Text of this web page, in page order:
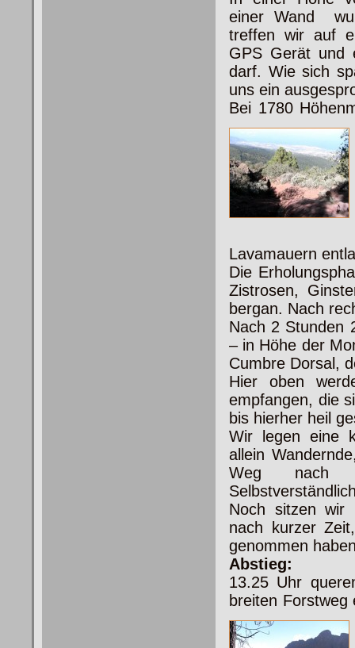
einer Wand
treffen wir auf
GPS Gerät und
darf. Wie sich
uns ein
Bei 1780
Lavamauern
Die
Zistrosen,
bergan. Nach
Nach 2 Stunden
– in Höhe der
Cumbre Dorsal,
Hier oben
empfangen, die
bis hierher heil
Wir legen eine
allein
Weg nach
Noch sitzen wir
nach kurzer
genommen
Abstieg:
13.25 Uhr
breiten